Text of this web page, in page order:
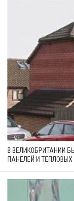
В ВЕЛИКОБРИТАНИИ
ПАНЕЛЕЙ И